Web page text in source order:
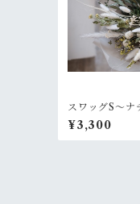
スワッグS〜ナ
イト
¥3,300